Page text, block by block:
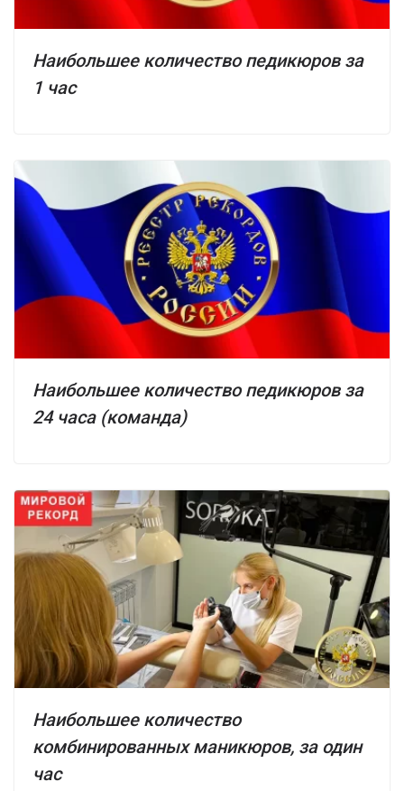
Наибольшее количество педикюров за
1 час
Наибольшее количество педикюров за
24 часа (команда)
Наибольшее количество
комбинированных маникюров, за один
час